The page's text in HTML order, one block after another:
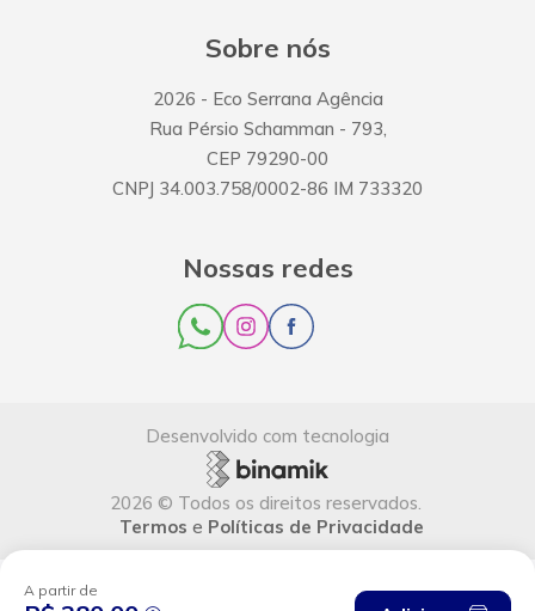
Sobre nós
2026 - Eco Serrana Agência
Rua Pérsio Schamman - 793,
CEP 79290-00
CNPJ 34.003.758/0002-86 IM 733320
Nossas redes
Desenvolvido com tecnologia
2026 © Todos os direitos reservados.
Termos e Políticas de Privacidade
A partir de